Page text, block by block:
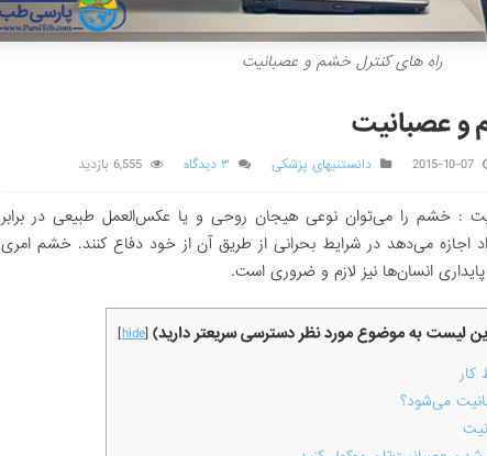
راه های کنترل خشم و عصبانیت
و عصبانیت
2015-10-07 دانستنیهای پزشکی ۳ دیدگاه 6,555 بازدید
: خشم را می‌توان نوعی هیجان روحی و یا عکس‌العمل طبیعی در برابر
اجازه می‌دهد در شرایط بحرانی از طریق آن از خود دفاع کنند. خشم امری
انسان‌ها نیز لازم و ضروری است.
لیست به موضوع مورد نظر دسترسی سریعتر دارید) [
hide
]
کار
می‌شود؟